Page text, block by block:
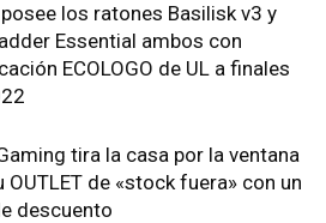
los ratones Basilisk v3 y
Essential ambos con
ECOLOGO de UL a finales
tira la casa por la ventana
OUTLET de «stock fuera» con un
descuento